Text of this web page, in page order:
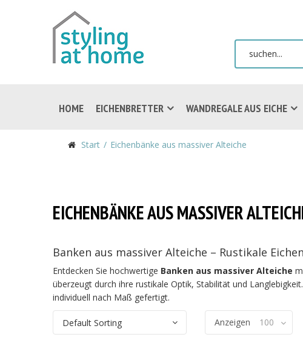
HOME EICHENBRETTER WANDREGALE AUS EICHE
Start Eichenbänke aus massiver Alteiche
EICHENBÄNKE AUS MASSIVER
Banken aus massiver Alteiche – Rustikale
Entdecken Sie hochwertige Banken aus massiver Alteiche
überzeugt durch ihre rustikale Optik, Stabilität und
individuell nach Maß gefertigt.
Anzeigen 100